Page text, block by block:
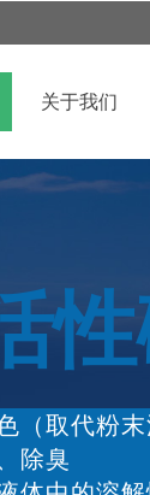
关于我们
取代粉末
臭